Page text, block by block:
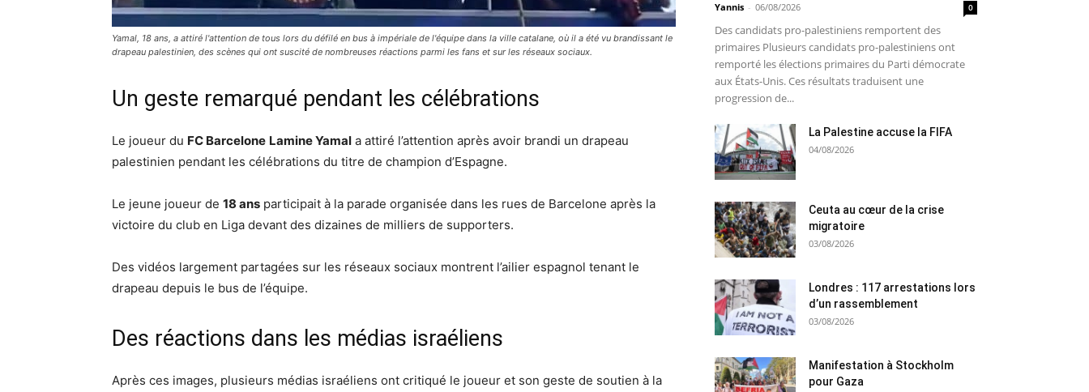
Yamal, 18 ans, a attiré l'attention de tous lors du défilé en bus à impériale de l'équipe dans la ville catalane, où il a été vu brandissant le
drapeau palestinien, des scènes qui ont suscité de nombreuses réactions parmi les fans et sur les réseaux sociaux.
Un geste remarqué pendant les célébrations
Le joueur du FC Barcelone Lamine Yamal a attiré l’attention après avoir brandi un drapeau
palestinien pendant les célébrations du titre de champion d’Espagne.
Le jeune joueur de 18 ans participait à la parade organisée dans les rues de Barcelone après la
victoire du club en Liga devant des dizaines de milliers de supporters.
Des vidéos largement partagées sur les réseaux sociaux montrent l’ailier espagnol tenant le
drapeau depuis le bus de l’équipe.
Des réactions dans les médias israéliens
Après ces images, plusieurs médias israéliens ont critiqué le joueur et son geste de soutien à la
Yannis - 06/08/2026 0
Des candidats pro-palestiniens remportent des
primaires Plusieurs candidats pro-palestiniens ont
remporté les élections primaires du Parti démocrate
aux États-Unis. Ces résultats traduisent une
progression de...
La Palestine accuse la FIFA
04/08/2026
Ceuta au cœur de la crise
migratoire
03/08/2026
Londres : 117 arrestations lors
d’un rassemblement
03/08/2026
Manifestation à Stockholm
pour Gaza